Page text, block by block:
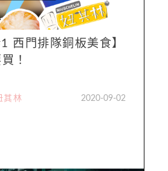
西門排隊銅板美食】
！
其林 2020-09-02